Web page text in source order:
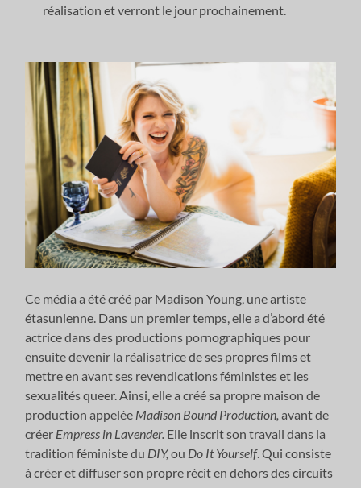
réalisation et verront le jour prochainement.
Ce média a été créé par Madison Young, une artiste
étasunienne. Dans un premier temps, elle a d’abord été
actrice dans des productions pornographiques pour
ensuite devenir la réalisatrice de ses propres films et
mettre en avant ses revendications féministes et les
sexualités queer. Ainsi, elle a créé sa propre maison de
production appelée Madison Bound Production,avant de
créer Empress in Lavender. Elle inscrit son travail dans la
tradition féministe du DIY,ou Do It Yourself. Qui consiste
à créer et diffuser son propre récit en dehors des circuits